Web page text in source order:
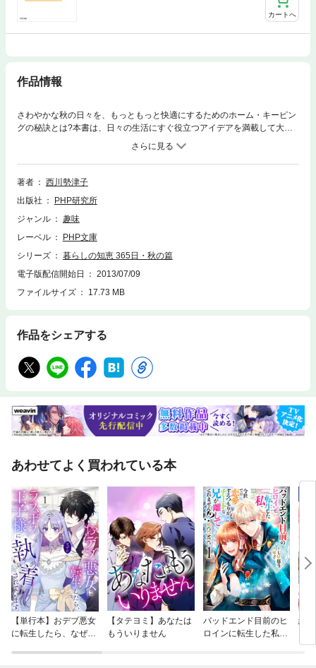
カートへ
作品情報
さわやかな秋の日々を、もっともっと快適にするためのホーム・キーピン
グの秘訣とは?本書は、日々の生活にすぐ役立つアイデアを満載して大好
評の「暮らしの知恵365日」シリーズの秋の篇(9～11月)。旬の味をひきた
たせる料理法、網戸やクーラーなど夏物家具の手入れ法、衣替えの知恵、
読書や運動のこと、年中行事、秋の草花についての知識など、ベテラン主
婦の知恵を活かして、豊かな毎日をあなたに。
著者
西川勢津子
出版社
PHP研究所
ジャンル
趣味
レーベル
PHP文庫
シリーズ
暮らしの知恵 365日・秋の篇
電子版配信開始日
2013/07/09
ファイルサイズ
17.73 MB
作品をシェアする
あわせてよく買われている本
【単行本】おデブ悪女
に転生したら、なぜか
【タテヨミ】あなたは
もういりません
バッドエンド目前のヒ
ロインに転生した私、
結